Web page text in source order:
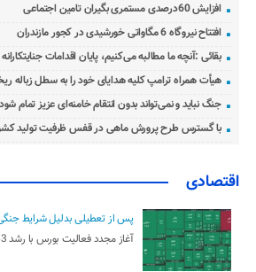
افزایش 60درصدی مستمری بگیران تامین اجتماعی
افتتاح نیروگاه 6 مگاواتی خورشیدی در کجور مازندران
بقائی :آنچه ما مطالبه می‌کنیم، پایان اقدامات
هیأت همراه ترامپ کلیه هدایای خود را به سطل زباله
جنگ نباید و نمی‌تواند بدون انتقام خامنه‌ای عزیز تمام شود
با گسترس طرح پرورش ماهی در قفس ظرفیت تولید
اقتصادی
پس از تعطیلی بدلیل شرایط
آغاز مجدد فعالیت بورس با رشد 63هزار واحدی